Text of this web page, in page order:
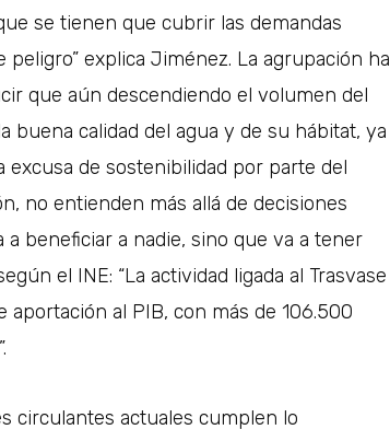
se tienen que cubrir las demandas
explica Jiménez. La agrupación ha
que aún descendiendo el volumen del
buena calidad del agua y de su hábitat, ya
excusa de sostenibilidad por parte del
no entienden más allá de decisiones
beneficiar a nadie, sino que va a tener
el INE: “La actividad ligada al Trasvase
aportación al PIB, con más de 106.500
circulantes actuales cumplen lo